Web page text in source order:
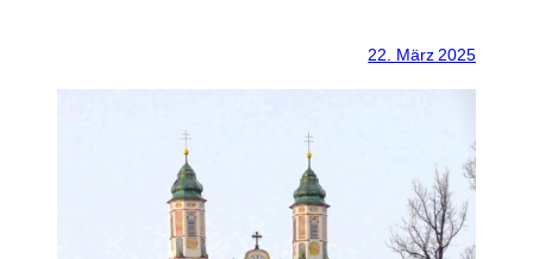
22. März 2025